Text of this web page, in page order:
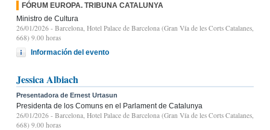
FÓRUM EUROPA. TRIBUNA CATALUNYA
Ministro de Cultura
26/01/2026 - Barcelona, Hotel Palace de Barcelona (Gran Vía de les Corts Catalanes,
668) 9.00 horas
Información del evento
Jessica Albiach
Presentadora de Ernest Urtasun
Presidenta de los Comuns en el Parlament de Catalunya
26/01/2026 - Barcelona, Hotel Palace de Barcelona (Gran Vía de les Corts Catalanes,
668) 9.00 horas